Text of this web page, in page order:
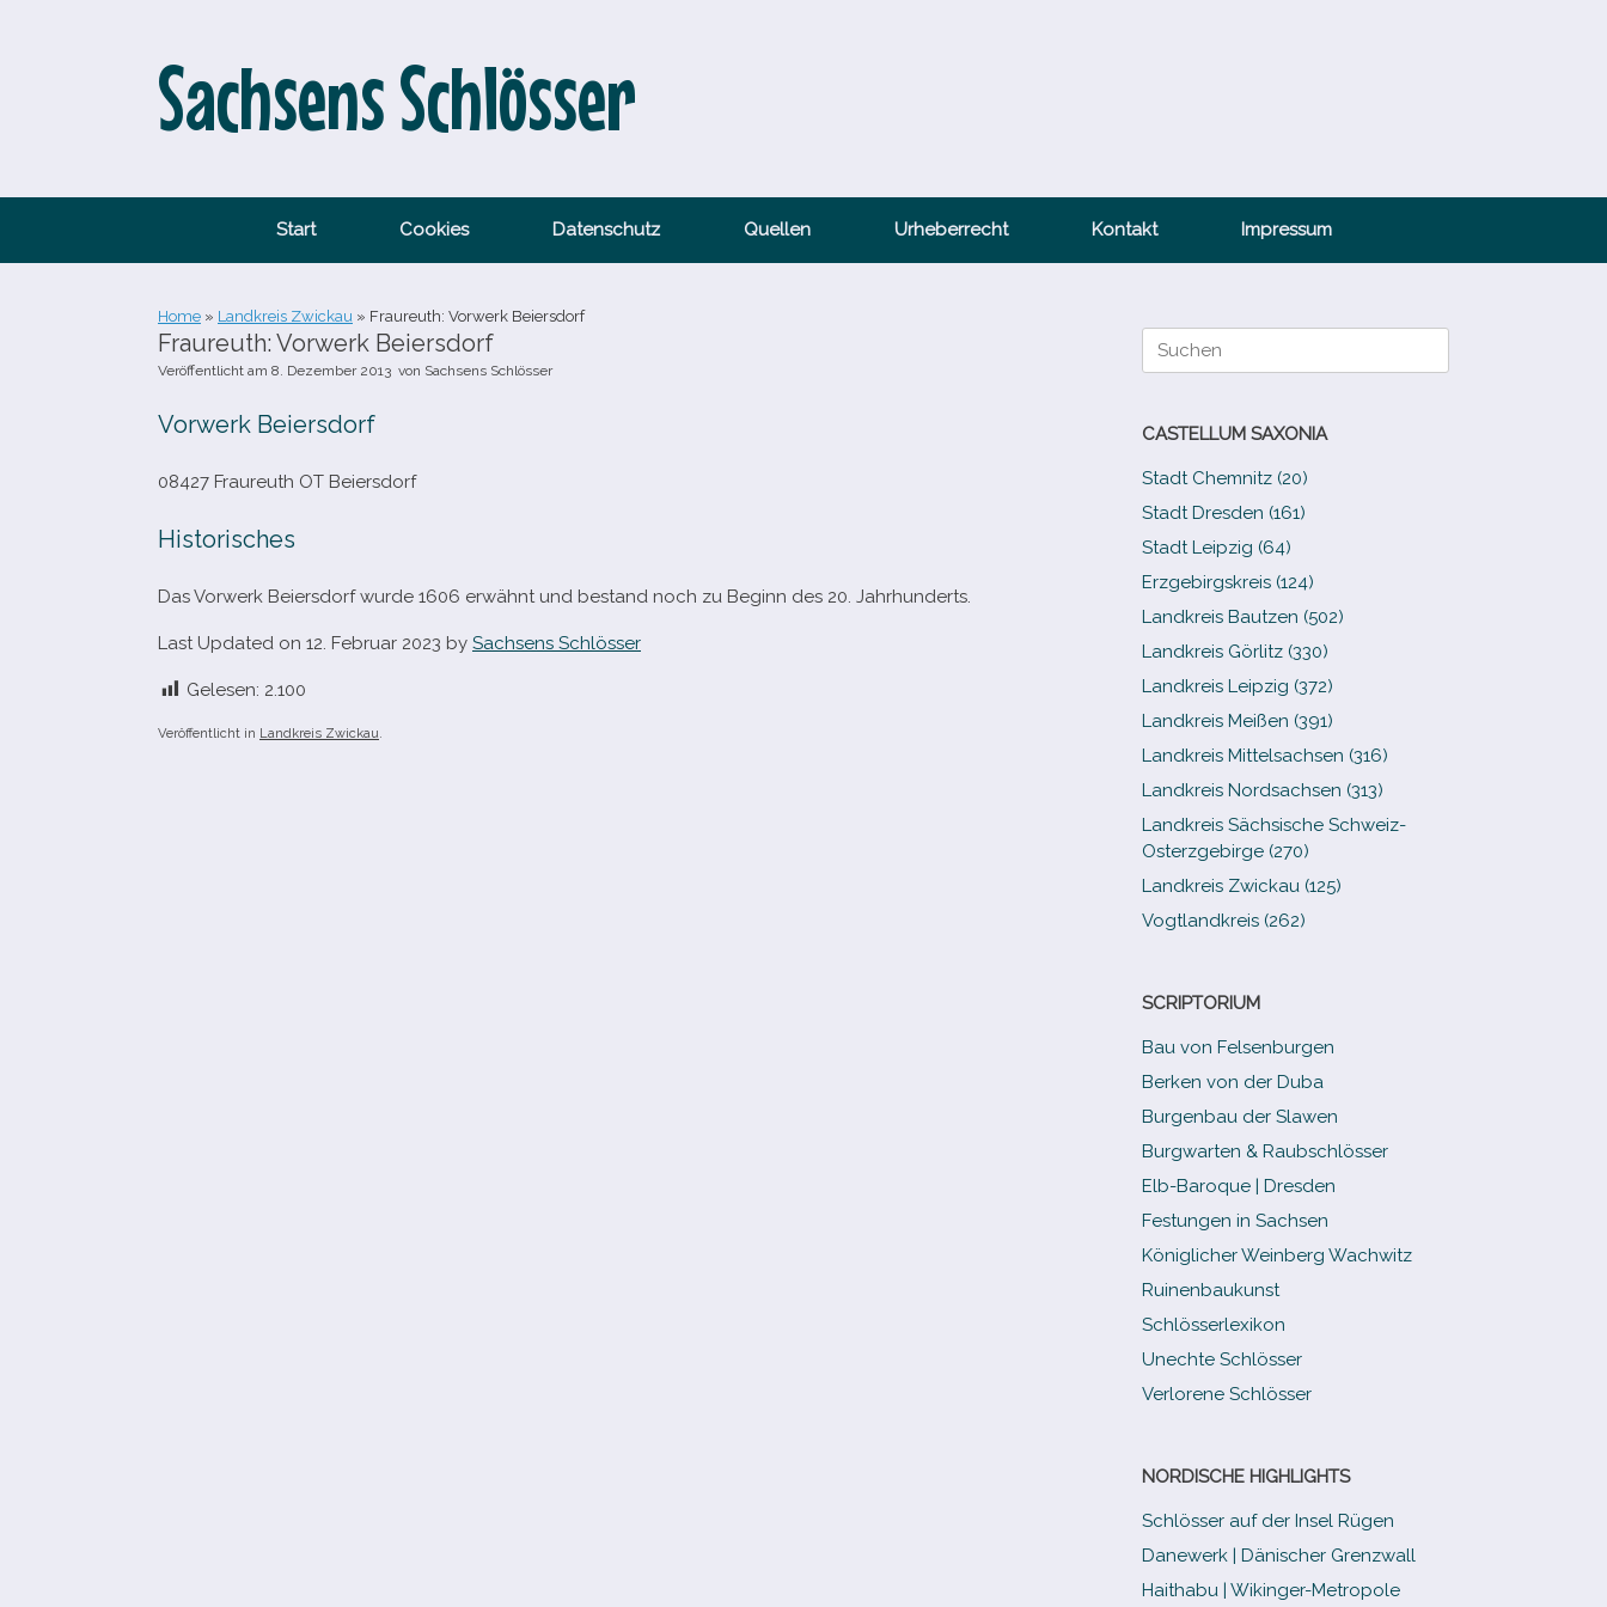
Sachsens Schlösser
Start Cookies Datenschutz Quellen Urheberrecht Kontakt Impressum
Home » Landkreis Zwickau » Fraureuth: Vorwerk Beiersdorf
Fraureuth: Vorwerk Beiersdorf
Veröffentlicht am 8. Dezember 2013 von Sachsens Schlösser
Vorwerk Beiersdorf
08427 Fraureuth OT Beiersdorf
Historisches
Das Vorwerk Beiersdorf wurde 1606 erwähnt und bestand noch zu Beginn des 20. Jahrhunderts.
Last Updated on 12. Februar 2023 by Sachsens Schlösser
Gelesen: 2.100
Veröffentlicht in Landkreis Zwickau
Suche
nach:
CASTELLUM SAXONIA
Stadt Chemnitz (20)
Stadt Dresden (161)
Stadt Leipzig (64)
Erzgebirgskreis (124)
Landkreis Bautzen (502)
Landkreis Görlitz (330)
Landkreis Leipzig (372)
Landkreis Meißen (391)
Landkreis Mittelsachsen (316)
Landkreis Nordsachsen (313)
Landkreis Sächsische Schweiz-​
Osterzgebirge (270)
Landkreis Zwickau (125)
Vogtlandkreis (262)
SCRIPTORIUM
Bau von Felsenburgen
Berken von der Duba
Burgenbau der Slawen
Burgwarten & Raubschlösser
Elb-​Baroque | Dresden
Festungen in Sachsen
Königlicher Weinberg Wachwitz
Ruinenbaukunst
Schlösserlexikon
Unechte Schlösser
Verlorene Schlösser
NORDISCHE HIGHLIGHTS
Schlösser auf der Insel Rügen
Danewerk | Dänischer Grenzwall
Haithabu | Wikinger-Metropole